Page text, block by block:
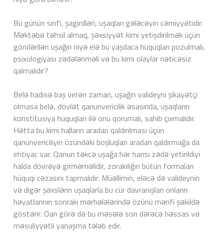
Bu günün sinfi, şagirdləri, uşaqları gələcəyin cəmiyyətidir.
Məktəbə təhsil almaq, şəxsiyyət kimi yetişdirilmək üçün
göndərilən uşağın niyə elə bu yaşdaca hüquqları pozulmalı,
psixologiyası zədələnməli və bu kimi olaylar nəticəsiz
qalmalıdır?
Belə hadisə baş verən zaman, uşağın valideyni şikayətçi
olmasa belə, dövlət qanunvericilik əsasında, uşaqların
konstitusiya hüquqları ilə onu qorumalı, sahib çıxmalıdır.
Hətta bu kimi halların aradan qaldırılması üçün
qanunvericiliyin özündəki boşluqları aradan qaldırmağa da
ehtiyac var. Qanun təkcə uşağa hər hansı zədə yetirildiyi
halda dövrəyə girməməlidir, zorakılığın bütün formaları
hüquqi cəzasını tapmalıdır. Müəllimin, eləcə də valideynin
və digər şəxslərin uşaqlarla bu cür davranışları onların
həyatlarının sonrakı mərhələlərində özünü mənfi şəkildə
göstərir. Oan görə də bu məsələ son dərəcə həssas və
məsuliyyətli yanaşma tələb edir.